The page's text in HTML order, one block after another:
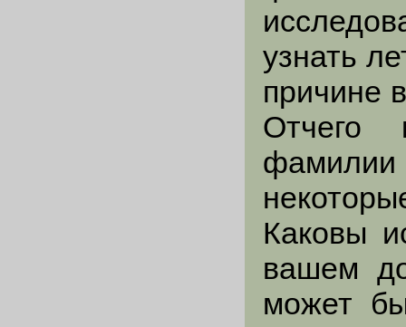
узнать
причине
Отчего
фамилии
Каковы
вашем
может